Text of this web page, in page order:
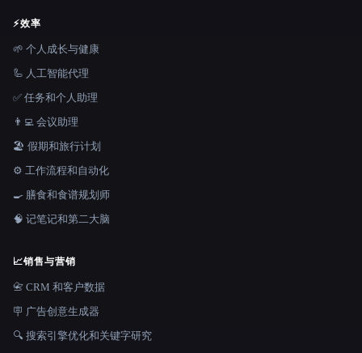
⚡效率
🌱 个人成长与健康
🦾 人工智能代理
✅ 任务和个人助理
👨‍💻 会议助理
🏖 假期和旅行计划
⚙️ 工作流程和自动化
🍳 膳食和食谱规划师
🧠 记笔记和第二大脑
📈销售与营销
📇 CRM 和客户数据
🪧 广告创意生成器
🔍 搜索引擎优化和关键字研究